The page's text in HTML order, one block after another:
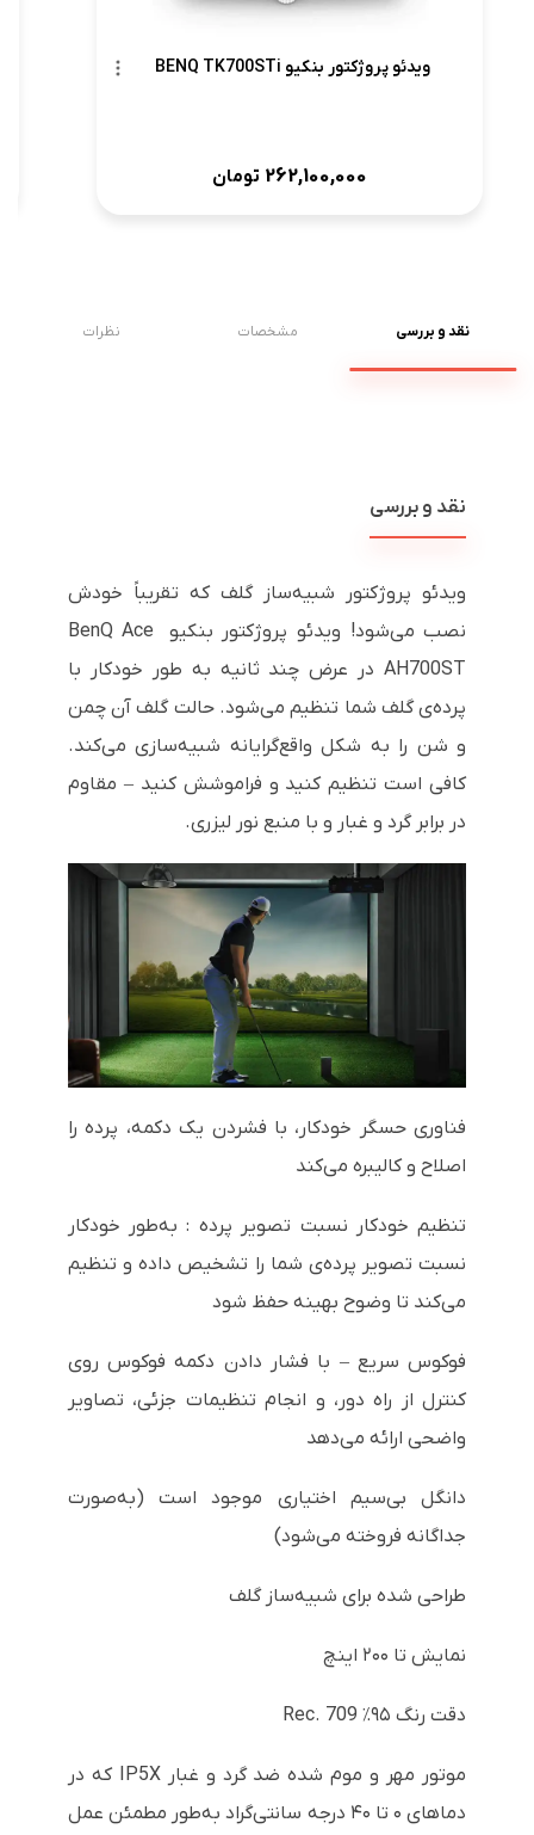
ویدئو پروژکتور بنکیو BENQ TK700STi
262,100,000 تومان
نقد و بررسی مشخصات نظرات
نقد و بررسی
ویدئو پروژکتور شبیه‌ساز گلف که تقریباً خودش
نصب می‌شود! ویدئو پروژکتور بنکیو BenQ Ace
AH700ST در عرض چند ثانیه به طور خودکار با
پرده‌ی گلف شما تنظیم می‌شود. حالت گلف آن چمن
و شن را به شکل واقع‌گرایانه شبیه‌سازی می‌کند.
کافی است تنظیم کنید و فراموشش کنید – مقاوم
در برابر گرد و غبار و با منبع نور لیزری.
فناوری حسگر خودکار، با فشردن یک دکمه، پرده را
اصلاح و کالیبره می‌کند
تنظیم خودکار نسبت تصویر پرده : به‌طور خودکار
نسبت تصویر پرده‌ی شما را تشخیص داده و تنظیم
می‌کند تا وضوح بهینه حفظ شود
فوکوس سریع – با فشار دادن دکمه فوکوس روی
کنترل از راه دور، و انجام تنظیمات جزئی، تصاویر
واضحی ارائه می‌دهد
دانگل بی‌سیم اختیاری موجود است (به‌صورت
جداگانه فروخته می‌شود)
طراحی شده برای شبیه‌ساز گلف
نمایش تا ۲۰۰ اینچ
دقت رنگ ۹۵٪ Rec. 709
موتور مهر و موم شده ضد گرد و غبار IP5X که در
دماهای ۰ تا ۴۰ درجه سانتی‌گراد به‌طور مطمئن عمل